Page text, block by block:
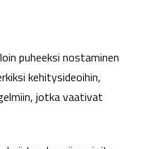
puheeksi nostaminen
kehitysideoihin,
jotka vaativat